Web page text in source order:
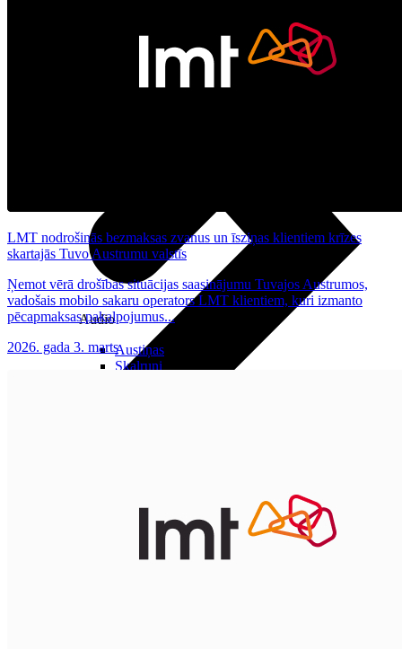
Darbalaika uzskaite
Zvanu pārvaldnieks
Mobilo iekārtu pārvaldība
Audio
Austiņas
Skaļruņi
LMT nodrošinās bezmaksas zvanus un īsziņas klientiem krīzes
skartajās Tuvo Austrumu valstīs
Ņemot vērā drošības situācijas saasinājumu Tuvajos Austrumos,
vadošais mobilo sakaru operators LMT klientiem, kuri izmanto
pēcapmaksas pakalpojumus...
2026. gada 3. marts